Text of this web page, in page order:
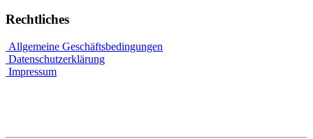
Rechtliches
Allgemeine Geschäftsbedingungen
Datenschutzerklärung
Impressum